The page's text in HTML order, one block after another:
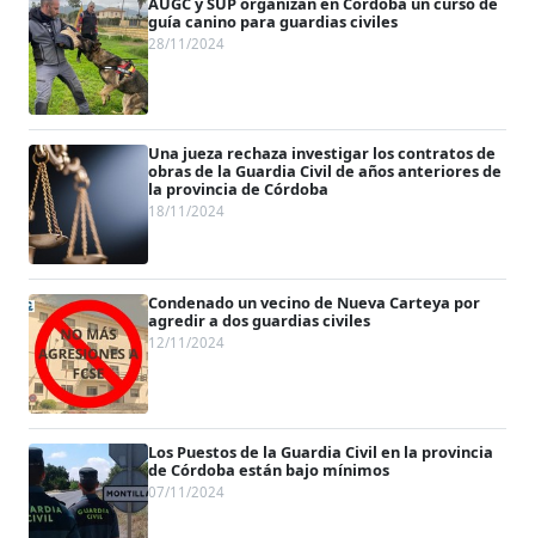
guía canino para guardias civiles
28/11/2024
Una jueza rechaza investigar los contratos de
obras de la Guardia Civil de años anteriores de
la provincia de Córdoba
18/11/2024
Condenado un vecino de Nueva Carteya por
agredir a dos guardias civiles
12/11/2024
Los Puestos de la Guardia Civil en la provincia
de Córdoba están bajo mínimos
07/11/2024